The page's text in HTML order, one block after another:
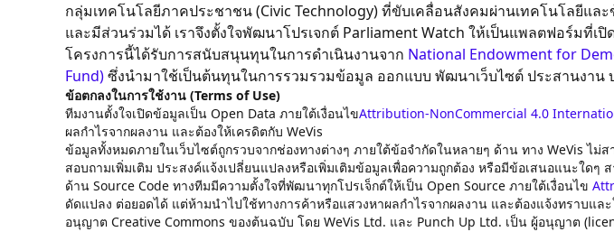
กลุ่มเทคโนโลยีภาคประชาชน (Civic Technology) ที่ขับเคลื่อนสังคมผ่านเทคโนโลยีแล
และมีส่วนร่วมได้ เราจึงตั้งใจพัฒนาโปรเจกต์ Parliament Watch ให้เป็นแพลตฟอร์มที่
โครงการนี้ได้รับการสนับสนุนทุนในการดำเนินงานจาก National Endowment for
Fund)ซึ่งนำมาใช้เป็นต้นทุนในการรวมรวมข้อมูล ออกแบบ พัฒนาเว็บไซต์ ประสานงาน
ข้อตกลงในการใช้งาน (Terms of Use)
ทีมงานตั้งใจเปิดข้อมูลเป็น Open Data ภายใต้เงื่อนไขAttribution-NonCommercial 4.0
ผลกำไรจากผลงาน และต้องให้เครดิตกับ WeVis
ข้อมูลทั้งหมดภายในเว็บไซต์ถูกรวบจากช่องทางต่างๆ ภายใต้ข้อจำกัดในหลายๆ ด้าน ทาง WeVis
สอบถามเพิ่มเติม ประสงค์แจ้งเปลี่ยนแปลงหรือเพิ่มเติมข้อมูลเพื่อความถูกต้อง หรือมีข้อเสนอแนะใดๆ
ด้าน Source Code ทางทีมมีความตั้งใจที่พัฒนาทุกโปรเจ็กต์ให้เป็น Open Source ภายใต้เงื่อนไข
ดัดแปลง ต่อยอดได้ แต่ห้ามนำไปใช้ทางการค้าหรือแสวงหาผลกำไรจากผลงาน และต้องแจ้งทราบแ
อนุญาต Creative Commons ของต้นฉบับ โดย WeVis Ltd. และ Punch Up Ltd. เป็น ผู้อนุญาต